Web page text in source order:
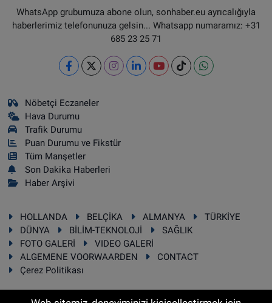
WhatsApp grubumuza abone olun, sonhaber.eu ayrıcalığıyla
haberlerimiz telefonunuza gelsin... Whatsapp numaramız: +31
685 23 25 71
Nöbetçi Eczaneler
Hava Durumu
Trafik Durumu
Puan Durumu ve Fikstür
Tüm Manşetler
Son Dakika Haberleri
Haber Arşivi
HOLLANDA BELÇİKA ALMANYA
TÜRKİYE
DÜNYA
BİLİM-TEKNOLOJİ
SAĞLIK
FOTO GALERİ
VIDEO GALERİ
ALGEMENE VOORWAARDEN
CONTACT
Çerez Politikası